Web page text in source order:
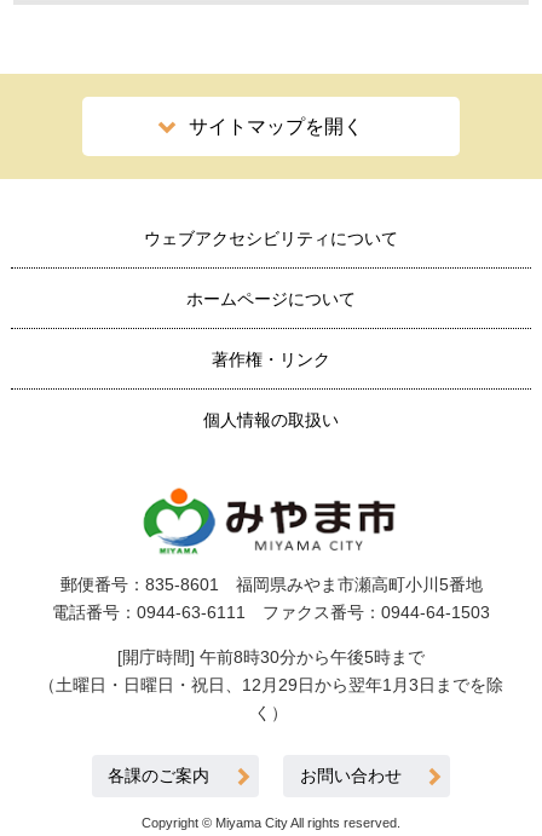
サイトマップを開く
ウェブアクセシビリティについて
ホームページについて
著作権・リンク
個人情報の取扱い
郵便番号：835-8601 福岡県みやま市瀬高町小川5番地
電話番号：0944-63-6111 ファクス番号：0944-64-1503
[開庁時間] 午前8時30分から午後5時まで
（土曜日・日曜日・祝日、12月29日から翌年1月3日までを除
く）
各課のご案内 お問い合わせ
Copyright © Miyama City All rights reserved.